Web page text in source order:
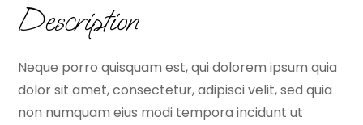
Description
Neque porro quisquam est, qui dolorem ipsum quia
dolor sit amet, consectetur, adipisci velit, sed quia
non numquam eius modi tempora incidunt ut